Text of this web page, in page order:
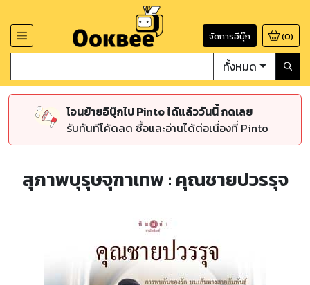
จัดการอีบุ๊ก (0)
ทั้งหมด
โอนย้ายอีบุ๊กไป Pinto ได้แล้ววันนี้ กดเลย
รับทันทีโค้ดลด ซื้อและอ่านได้ต่อเนื่องที่ Pinto
สุภาพบุรุษจุฑาเทพ : คุณชายปวรรุจ